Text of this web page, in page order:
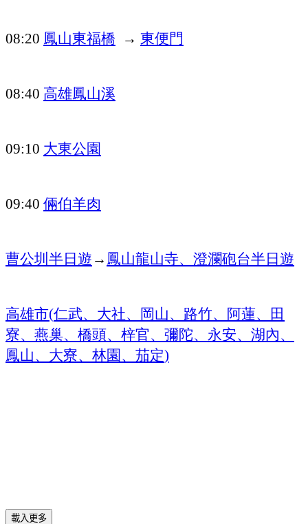
08:20 鳳山東福橋 → 東便門
08:40 高雄鳳山溪
09:10 大東公園
09:40 倆伯羊肉
曹公圳半日遊→鳳山龍山寺、 澄瀾砲台半日遊
高雄市(仁武、大社、岡山、路竹、阿蓮、田
寮、燕巢、橋頭、梓官、彌陀、永安、湖內、
鳳山、大寮、林園、茄定)
載入更多